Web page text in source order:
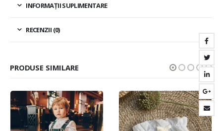
INFORMAȚII SUPLIMENTARE
RECENZII (0)
PRODUSE SIMILARE